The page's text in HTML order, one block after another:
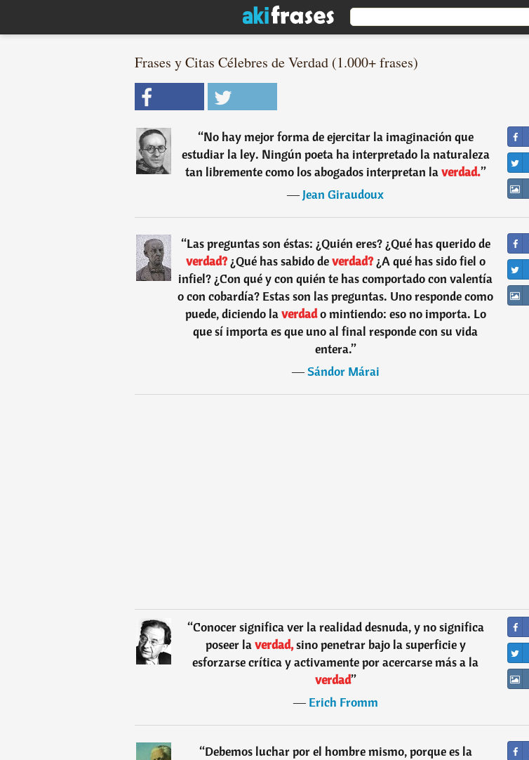
Frases y Citas Célebres de Verdad (1.000+ frases)
“No hay mejor forma de ejercitar la imaginación que
estudiar la ley. Ningún poeta ha interpretado la naturaleza
tan libremente como los abogados interpretan laverdad.”
―Jean Giraudoux
“Las preguntas son éstas: ¿Quién eres? ¿Qué has querido de
verdad?¿Qué has sabido deverdad?¿A qué has sido fiel o
infiel? ¿Con qué y con quién te has comportado con valentía
o con cobardía? Estas son las preguntas. Uno responde como
puede, diciendo laverdado mintiendo: eso no importa. Lo
que sí importa es que uno al final responde con su vida
entera.”
―Sándor Márai
“Conocer significa ver la realidad desnuda, y no significa
poseer laverdad,sino penetrar bajo la superficie y
esforzarse crítica y activamente por acercarse más a la
verdad”
―Erich Fromm
“Debemos luchar por el hombre mismo, porque es la